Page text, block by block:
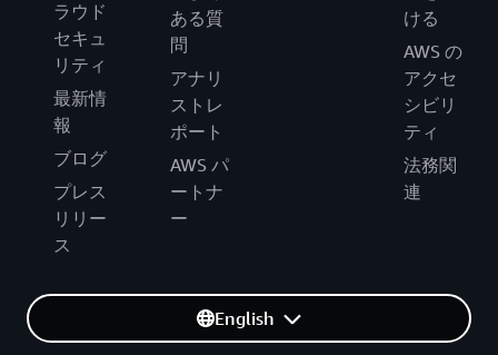
ラウド
セキュ
リティ
最新情
報
ブログ
プレス
リリー
ス
ある質
問
アナリ
ストレ
ポート
AWS パ
ートナ
ー
ける
AWS の
アクセ
シビリ
ティ
法務関
連
English